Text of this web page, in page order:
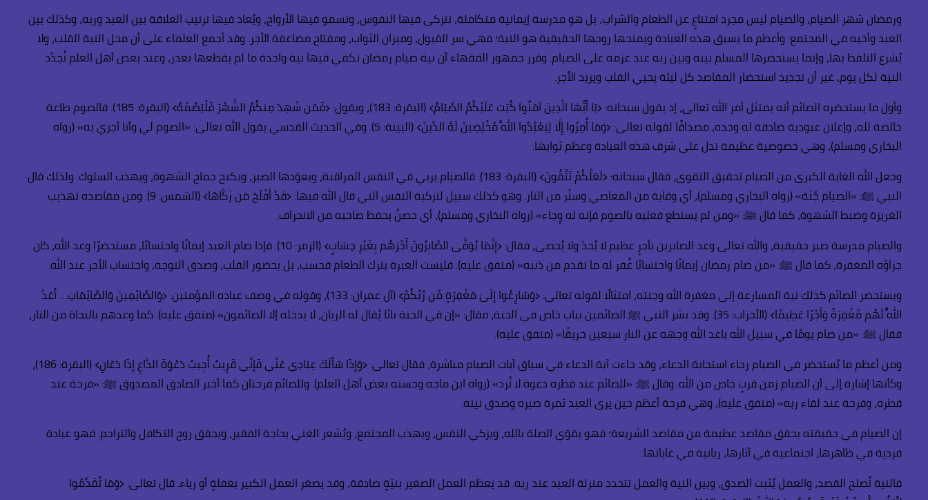
ورمضان شهر الصيام، والصيام ليس مجرد امتناعٍ عن الطعام والشراب، بل هو مدرسة إيمانية متكاملة، تتزكى فيها النفوس، وتسمو فيها الأرواح، ويُعاد فيها ترتيب العلاقة بين العبد وربه، وكذلك بين
العبد وأخيه في المجتمع. وأعظم ما يسبق هذه العبادة ويمنحها روحها الحقيقية هو النية؛ فهي سر القبول، وميزان الثواب، ومفتاح مضاعفة الأجر. وقد أجمع العلماء على أن محل النية القلب، ولا
يُشرع التلفظ بها، وإنما يستحضرها المسلم بينه وبين ربه عند عزمه على الصيام. وقرر جمهور الفقهاء أن نية صيام رمضان تكفي فيها نية واحدة ما لم يقطعها بعذر، وعند بعض أهل العلم تُجدَّد
النية لكل يوم، غير أن تجديد استحضار المقاصد كل ليلة يحيي القلب ويزيد الأجر.
وأول ما يستحضره الصائم أنه يمتثل أمر الله تعالى، إذ يقول سبحانه: ﴿يَا أَيُّهَا الَّذِينَ آمَنُوا كُتِبَ عَلَيْكُمُ الصِّيَامُ﴾ (البقرة: 183)، ويقول: ﴿فَمَن شَهِدَ مِنكُمُ الشَّهْرَ فَلْيَصُمْهُ﴾ (البقرة: 185). فالصوم طاعة
خالصة لله، وإعلان عبودية صادقة له وحده، مصداقًا لقوله تعالى: ﴿وَمَا أُمِرُوا إِلَّا لِيَعْبُدُوا اللَّهَ مُخْلِصِينَ لَهُ الدِّينَ﴾ (البينة: 5). وفي الحديث القدسي يقول الله تعالى: «الصوم لي وأنا أجزي به» (رواه
البخاري ومسلم)، وهي خصوصية عظيمة تدل على شرف هذه العبادة وعظم ثوابها.
وجعل الله الغاية الكبرى من الصيام تحقيق التقوى، فقال سبحانه: ﴿لَعَلَّكُمْ تَتَّقُونَ﴾ (البقرة: 183). فالصيام يربي في النفس المراقبة، ويعوّدها الصبر، ويكبح جماح الشهوة، ويهذب السلوك. ولذلك قال
النبي ﷺ: «الصيام جُنّة» (رواه البخاري ومسلم)، أي وقاية من المعاصي وستْر من النار. وهو كذلك سبيل لتزكية النفس التي قال الله فيها: ﴿قَدْ أَفْلَحَ مَن زَكَّاهَا﴾ (الشمس: 9). ومن مقاصده تهذيب
الغريزة وضبط الشهوة، كما قال ﷺ: «ومن لم يستطع فعليه بالصوم فإنه له وِجاء» (رواه البخاري ومسلم)، أي حصنٌ يحفظ صاحبه من الانحراف.
والصيام مدرسة صبر حقيقية، والله تعالى وعد الصابرين بأجرٍ عظيم لا يُحدّ ولا يُحصى، فقال: ﴿إِنَّمَا يُوَفَّى الصَّابِرُونَ أَجْرَهُم بِغَيْرِ حِسَابٍ﴾ (الزمر: 10). فإذا صام العبد إيمانًا واحتسابًا، مستحضرًا وعد الله، كان
جزاؤه المغفرة، كما قال ﷺ: «من صام رمضان إيمانًا واحتسابًا غُفر له ما تقدم من ذنبه» (متفق عليه). فليست العبرة بترك الطعام فحسب، بل بحضور القلب، وصدق التوجه، واحتساب الأجر عند الله.
ويستحضر الصائم كذلك نية المسارعة إلى مغفرة الله وجنته، امتثالًا لقوله تعالى: ﴿وَسَارِعُوا إِلَىٰ مَغْفِرَةٍ مِّن رَّبِّكُمْ﴾ (آل عمران: 133)، وقوله في وصف عباده المؤمنين: ﴿وَالصَّائِمِينَ وَالصَّائِمَاتِ… أَعَدَّ
اللَّهُ لَهُم مَّغْفِرَةً وَأَجْرًا عَظِيمًا﴾ (الأحزاب: 35). وقد بشر النبي ﷺ الصائمين بباب خاص في الجنة، فقال: «إن في الجنة بابًا يُقال له الريان، لا يدخله إلا الصائمون» (متفق عليه). كما وعدهم بالنجاة من النار،
فقال ﷺ: «من صام يومًا في سبيل الله باعد الله وجهه عن النار سبعين خريفًا» (متفق عليه).
ومن أعظم ما يُستحضر في الصيام رجاء استجابة الدعاء، وقد جاءت آية الدعاء في سياق آيات الصيام مباشرة، فقال تعالى: ﴿وَإِذَا سَأَلَكَ عِبَادِي عَنِّي فَإِنِّي قَرِيبٌ أُجِيبُ دَعْوَةَ الدَّاعِ إِذَا دَعَانِ﴾ (البقرة: 186)،
وكأنها إشارة إلى أن الصيام زمن قربٍ خاص من الله. وقال ﷺ: «للصائم عند فطره دعوة لا تُرد» (رواه ابن ماجه وحسنه بعض أهل العلم). وللصائم فرحتان كما أخبر الصادق المصدوق ﷺ: «فرحة عند
فطره، وفرحة عند لقاء ربه» (متفق عليه)، وهي فرحة أعظم حين يرى العبد ثمرة صبره وصدق نيته.
إن الصيام في حقيقته يحقق مقاصد عظيمة من مقاصد الشريعة؛ فهو يقوّي الصلة بالله، ويزكي النفس، ويهذب المجتمع، ويُشعر الغني بحاجة الفقير، ويحقق روح التكافل والتراحم. فهو عبادة
فردية في ظاهرها، اجتماعية في آثارها، ربانية في غاياتها.
فالنية تُصلح القصد، والعمل يُثبت الصدق، وبين النية والعمل تتحدد منزلة العبد عند ربه. قد يعظم العمل الصغير بنيّةٍ صادقة، وقد يصغر العمل الكبير بغفلةٍ أو رياء. قال تعالى: ﴿وَمَا تُقَدِّمُوا